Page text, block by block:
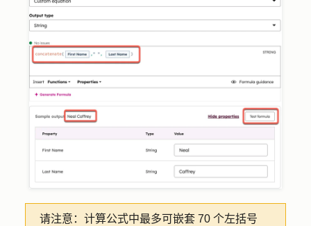
请注意： 计算公式中最多可嵌套 70 个左括号